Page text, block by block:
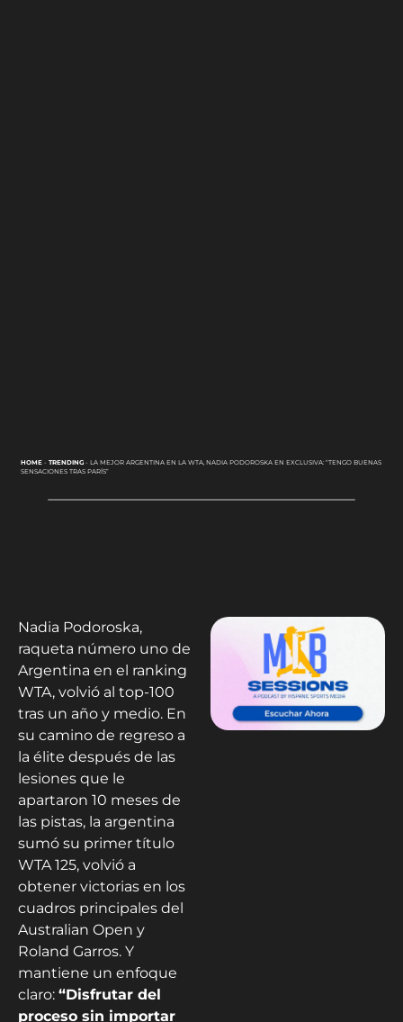
HOME- TRENDING- LA MEJOR ARGENTINA EN LA WTA, NADIA PODOROSKA EN EXCLUSIVA: “TENGO BUENAS
SENSACIONES TRAS PARÍS”
Nadia Podoroska,
raqueta número uno de
Argentina en el ranking
WTA, volvió al top-100
tras un año y medio. En
su camino de regreso a
la élite después de las
lesiones que le
apartaron 10 meses de
las pistas, la argentina
sumó su primer título
WTA 125, volvió a
obtener victorias en los
cuadros principales del
Australian Open y
Roland Garros. Y
mantiene un enfoque
claro: “Disfrutar del
proceso sin importar